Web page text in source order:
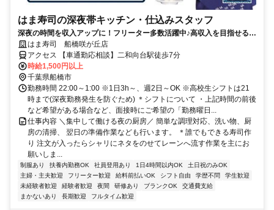
はま寿司の深夜帯キッチン・仕込みスタッフ
深夜の時間を収入アップに！フリーター多数活躍中♪高収入を目指せる環
境です！
はま寿司 船橋咲が丘店
アクセス 【車通勤応相談】二和向台駅徒歩7分
時給1,500円以上
千葉県船橋市
勤務時間 22:00～1:00 ※1日3h～、週2日～OK ※高校生シフトは21
時まで(深夜勤務発生を防ぐため) ＊シフトについて ・上記時間の前後
など希望がある場合など、面接時にご希望の「勤務曜日...
仕事内容 ＼集中して働ける夜の厨房／ 簡単な調理対応、洗い物、厨
房の清掃、 翌日の準備作業なども行います。 ＊誰でもできる寿司作
り 注文が入ったらシャリにネタをのせてレーンへ流す作業を主にお
願いしま...
制服あり 扶養内勤務OK 社員登用あり 1日4時間以内OK
土日祝のみOK
主婦・主夫歓迎
フリーター歓迎 給料前払いOK シフト自由 学歴不問
学生歓迎
未経験者歓迎
経験者歓迎 夜間 研修あり ブランクOK
交通費支給
まかないあり
長期歓迎 フルタイム歓迎